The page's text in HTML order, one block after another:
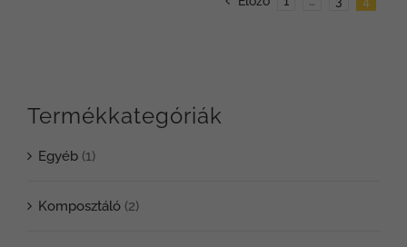
A
termékoldalon
Termékkategóriák
Egyéb (1)
Komposztáló (2)